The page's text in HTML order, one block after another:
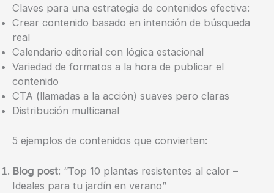
Claves para una estrategia de contenidos efectiva:
Crear contenido basado en intención de búsqueda
real
Calendario editorial con lógica estacional
Variedad de formatos a la hora de publicar el
contenido
CTA (llamadas a la acción) suaves pero claras
Distribución multicanal
5 ejemplos de contenidos que convierten:
Blog post: “Top 10 plantas resistentes al calor –
Ideales para tu jardín en verano”